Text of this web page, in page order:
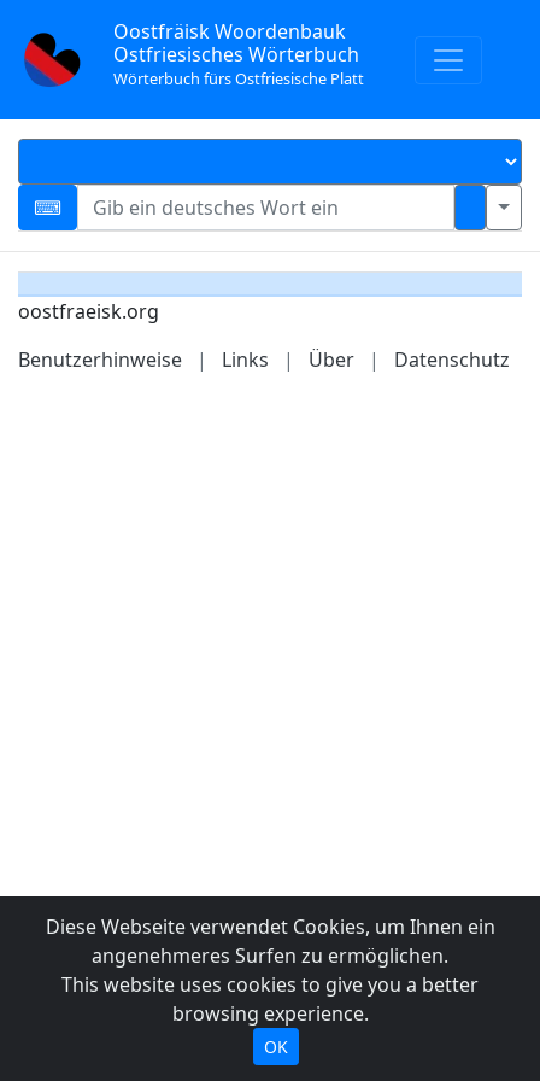
Oostfräisk Woordenbauk
Ostfriesisches Wörterbuch
Wörterbuch fürs Ostfriesische Platt
oostfraeisk.org
Benutzerhinweise
| Links | Über | Datenschutz
Diese Webseite verwendet Cookies, um Ihnen ein
angenehmeres Surfen zu ermöglichen.
This website uses cookies to give you a better
browsing experience.
OK